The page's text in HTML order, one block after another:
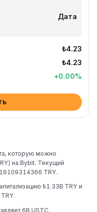
Дата
₺4.23
₺4.23
+0.00%
которую можно
на Bybit. Текущий
TRY.
₺1.33B TRY и
6B USTC.